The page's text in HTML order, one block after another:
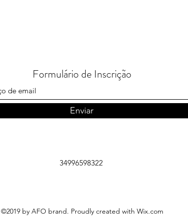
Formulário de Inscrição
Enviar
34996598322
©2019 by AFO brand. Proudly created with Wix.com